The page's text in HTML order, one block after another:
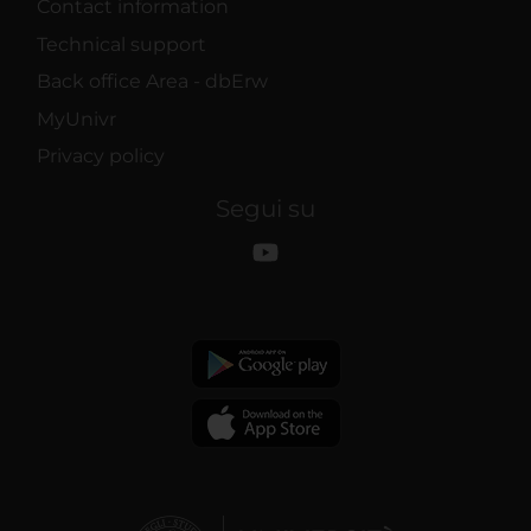
Contact information
Technical support
Back office Area - dbErw
MyUnivr
Privacy policy
Segui su